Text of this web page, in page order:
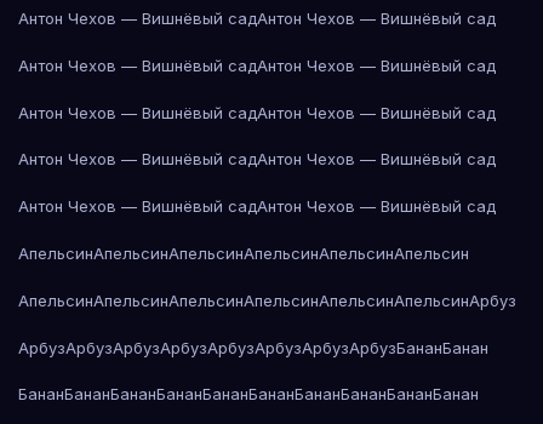
Антон Чехов — Вишнёвый садАнтон Чехов — Вишнёвый сад
Антон Чехов — Вишнёвый садАнтон Чехов — Вишнёвый сад
Антон Чехов — Вишнёвый садАнтон Чехов — Вишнёвый сад
Антон Чехов — Вишнёвый садАнтон Чехов — Вишнёвый сад
Антон Чехов — Вишнёвый садАнтон Чехов — Вишнёвый сад
АпельсинАпельсинАпельсинАпельсинАпельсинАпельсин
АпельсинАпельсинАпельсинАпельсинАпельсинАпельсинАрбуз
АрбузАрбузАрбузАрбузАрбузАрбузАрбузАрбузБананБанан
БананБананБананБананБананБананБананБананБананБанан